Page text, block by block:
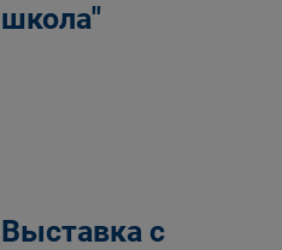
школа"
Выставка с